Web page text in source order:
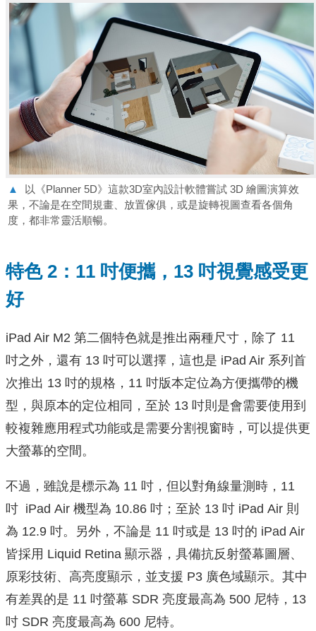
▲
以《Planner 5D》這款3D室內設計軟體嘗試 3D 繪圖演算效
果，不論是在空間規畫、放置傢俱，或是旋轉視圖查看各個角
度，都非常靈活順暢。
特色 2：11 吋便攜，13 吋視覺感受更
好
iPad Air M2 第二個特色就是推出兩種尺寸，除了 11
吋之外，還有 13 吋可以選擇，這也是 iPad Air 系列首
次推出 13 吋的規格，11 吋版本定位為方便攜帶的機
型，與原本的定位相同，至於 13 吋則是會需要使用到
較複雜應用程式功能或是需要分割視窗時，可以提供更
大螢幕的空間。
不過，雖說是標示為 11 吋，但以對角線量測時，11
吋 iPad Air 機型為 10.86 吋；至於 13 吋 iPad Air 則
為 12.9 吋。另外，不論是 11 吋或是 13 吋的 iPad Air
皆採用 Liquid Retina 顯示器，具備抗反射螢幕圖層、
原彩技術、高亮度顯示，並支援 P3 廣色域顯示。其中
有差異的是 11 吋螢幕 SDR 亮度最高為 500 尼特，13
吋 SDR 亮度最高為 600 尼特。